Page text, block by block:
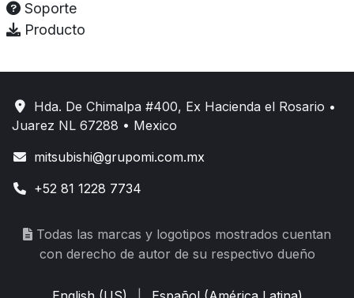
Soporte
Producto
Hda. De Chimalpa #400, Ex Hacienda el Rosario •
Juarez NL 67288 • Mexico
mitsubishi@grupomi.com.mx
+52 81 1228 7734
Todas las marcas y logotipos mostrados cuentan
con derecho de autor de su respectivo dueño